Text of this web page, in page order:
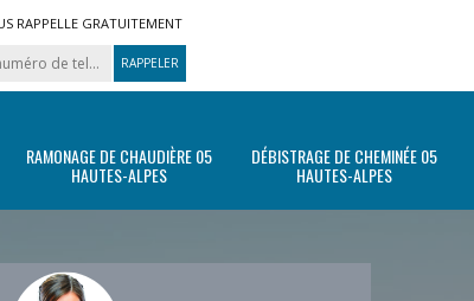
RAPPELLE GRATUITEMENT
RAMONAGE DE CHAUDIÈRE 05
HAUTES-ALPES
DÉBISTRAGE DE CHEMINÉE 05
HAUTES-ALPES